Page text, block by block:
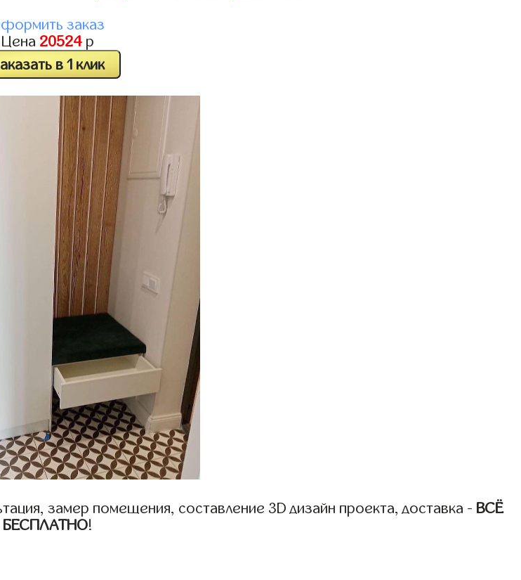
заказ
Цена 20524р
в 1 клик
замер помещения, составление 3D дизайн проекта, доставка - ВСЁ
БЕСПЛАТНО!